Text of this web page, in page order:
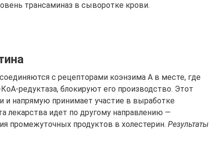
трансаминаз в сыворотке крови.
с рецепторами коэнзима А в месте, где
редуктаза, блокируют его производство. Этот
и напрямую принимает участие в выработке
лекарства идет по другому направлению —
промежуточных продуктов в холестерин. Результаты